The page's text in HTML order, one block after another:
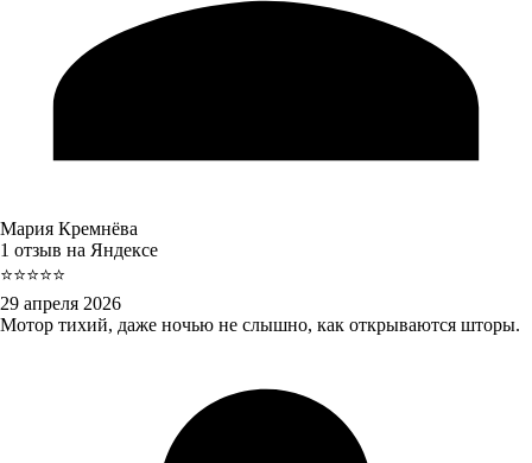
Мария Кремнёва
1 отзыв на Яндексе
⭐⭐⭐⭐⭐
29 апреля 2026
Мотор тихий, даже ночью не слышно, как открываются шторы.